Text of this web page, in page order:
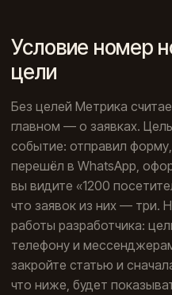
Условие номер
цели
Без целей Метрика
главном — о заявках.
событие: отправил
перешёл в WhatsApp,
вы видите «1200
что заявок из них — три.
работы разработчика:
телефону и
закройте статью и
что ниже, будет